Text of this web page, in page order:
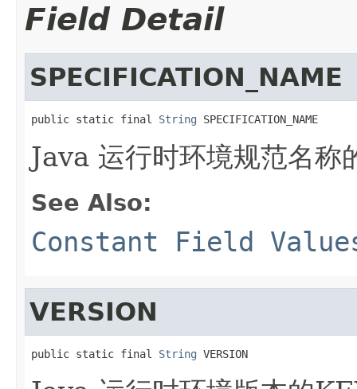
Field Detail
SPECIFICATION_NAME
public static final String SPECIFICATION_NAME
Java 运行时环境规范名称
See Also:
Constant Field
VERSION
public static final String VERSION